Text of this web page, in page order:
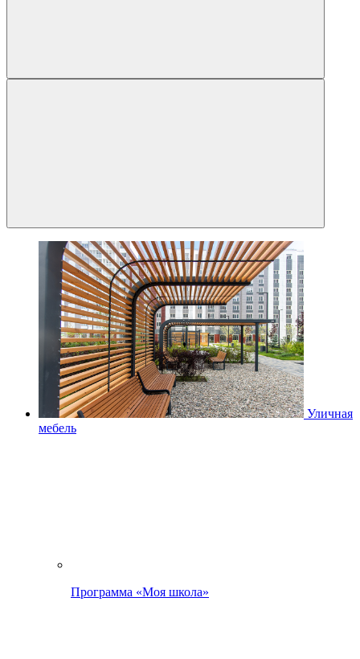
Уличная
мебель
Программа «Моя школа»